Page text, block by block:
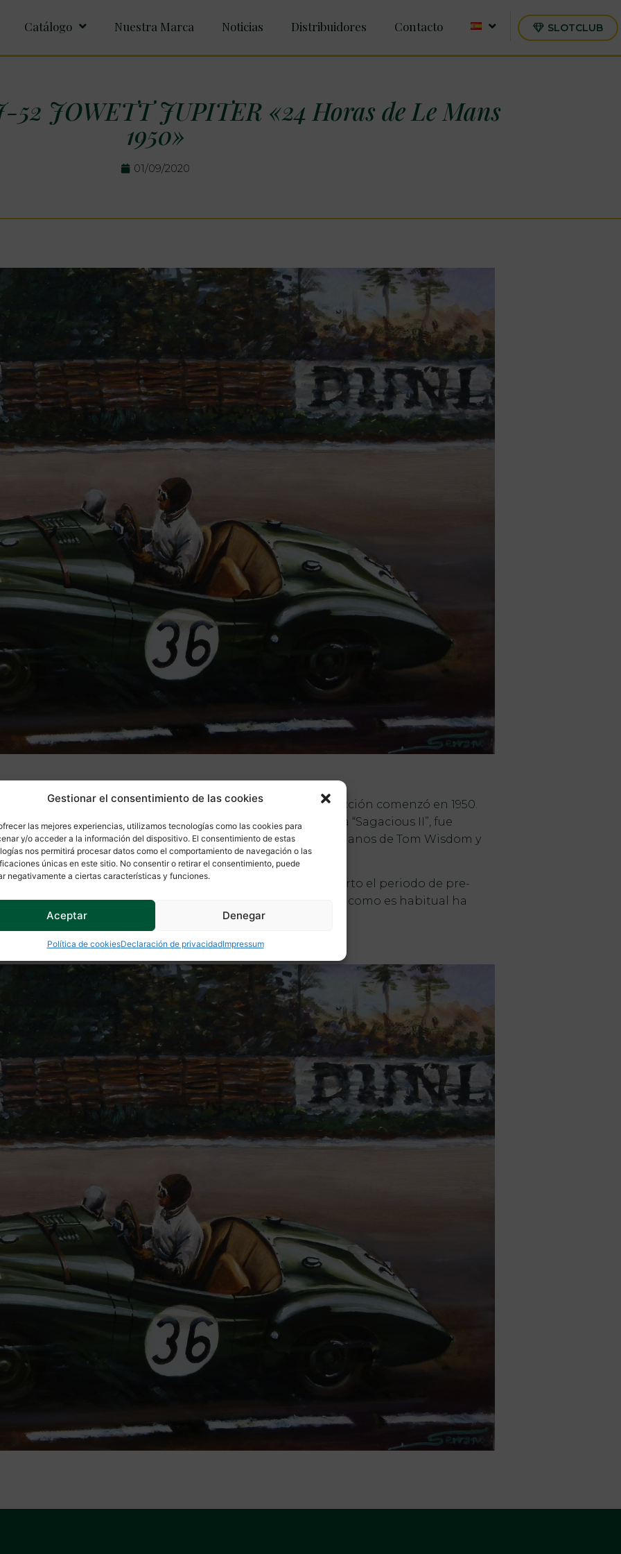
Gestionar el consentimiento de las cookies
las mejores experiencias, utilizamos tecnologías como las cookies para
y/o acceder a la información del dispositivo. El consentimiento de estas
nos permitirá procesar datos como el comportamiento de navegación o las
únicas en este sitio. No consentir o retirar el consentimiento, puede
negativamente a ciertas características y funciones.
Aceptar Denegar
Política de cookiesDeclaración de privacidadImpressum
Catálogo Nuestra Marca Noticias Distribuidores Contacto SLOTCLUB
52 JOWETT JUPITER «24 Horas de Le Mans
1950»
01/09/2020
de la marca británica Jowett, modelo cuya producción comenzó en 1950.
construidos, la unidad que hemos escogido, apodada “Sagacious II”, fue
obteniendo una sorprendente victoria de categoría a manos de Tom Wisdom y
y comenzaremos su fabricación en Noviembre. Queda abierto el periodo de pre-
unidades son limitadísimas. Os dejamos con la lámina que como es habitual ha